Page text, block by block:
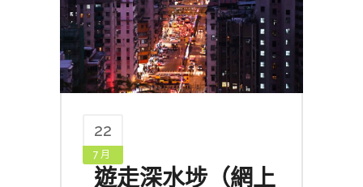
22
7 月
遊走深水埗（網上